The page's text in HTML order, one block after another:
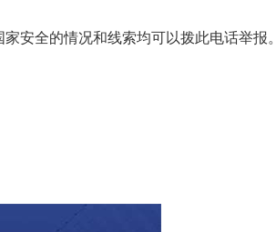
安全的情况和线索均可以拨此电话举报。